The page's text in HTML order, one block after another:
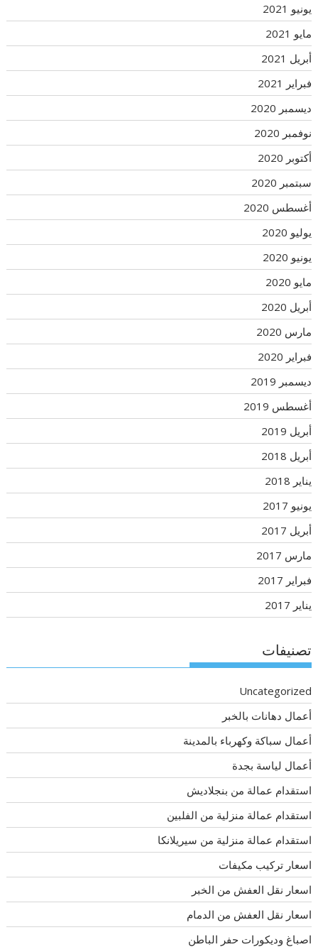
يونيو 2021
مايو 2021
أبريل 2021
فبراير 2021
ديسمبر 2020
نوفمبر 2020
أكتوبر 2020
سبتمبر 2020
أغسطس 2020
يوليو 2020
يونيو 2020
مايو 2020
أبريل 2020
مارس 2020
فبراير 2020
ديسمبر 2019
أغسطس 2019
أبريل 2019
أبريل 2018
يناير 2018
يونيو 2017
أبريل 2017
مارس 2017
فبراير 2017
يناير 2017
تصنيفات
Uncategorized
أعمال دهانات بالخبر
أعمال سباكة وكهرباء بالمدينة
أعمال لياسة بجدة
استقدام عمالة من بنجلاديش
استقدام عمالة منزلية من الفلبين
استقدام عمالة منزلية من سيريلانكا
اسعار تركيب مكيفات
اسعار نقل العفش من الخبر
اسعار نقل العفش من الدمام
اصباغ وديكورات حفر الباطن